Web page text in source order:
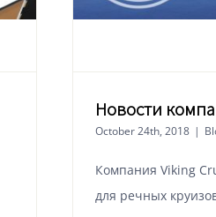
Новости
October 24th, 2018 |
Компания Viking
для речных